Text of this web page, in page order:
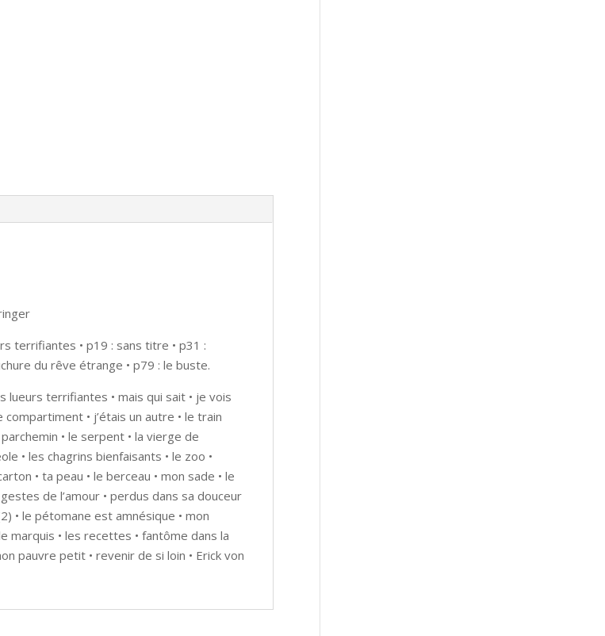
terrifiantes • p19 : sans titre • p31 :
du rêve étrange • p79 : le buste.
lueurs terrifiantes • mais qui sait • je vois
• j’étais un autre • le train
• le serpent • la vierge de
• les chagrins bienfaisants • le zoo •
• ta peau • le berceau • mon sade • le
de l’amour • perdus dans sa douceur
• le pétomane est amnésique • mon
marquis • les recettes • fantôme dans la
pauvre petit • revenir de si loin • Erick von